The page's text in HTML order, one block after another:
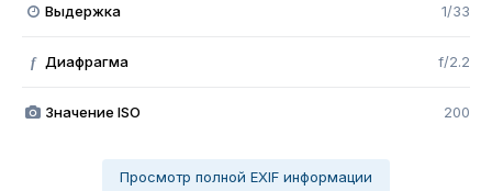
Выдержка 1/33
f Диафрагма f/2.2
Значение ISO 200
Просмотр полной EXIF информации